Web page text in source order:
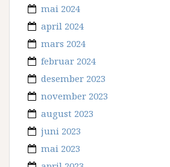
mai 2024
april 2024
mars 2024
februar 2024
desember 2023
november 2023
august 2023
juni 2023
mai 2023